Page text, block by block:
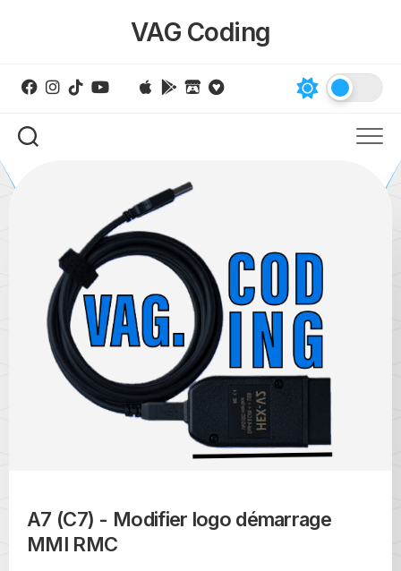
VAG Coding
A7 (C7) - Modifier logo démarrage
MMI RMC